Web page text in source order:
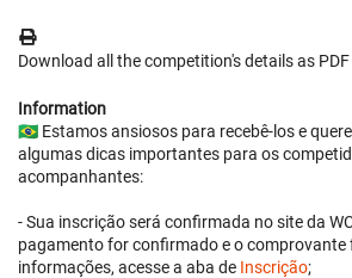
Download all the competition's details as PDF
Information
🇧🇷 Estamos ansiosos para recebê-los e
algumas dicas importantes para os
acompanhantes:
- Sua inscrição será confirmada no site da
pagamento for confirmado e o comprovante
informações, acesse a aba de Inscrição;